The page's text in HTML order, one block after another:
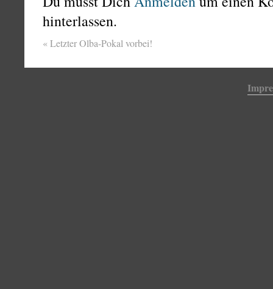
hinterlassen.
«Letzter Olba-Pokal vorbei!